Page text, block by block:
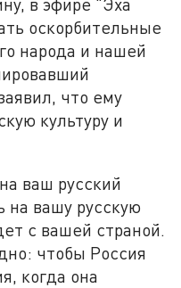
оскорбительные
народа и нашей
что ему
культуру и
ваш русский
на вашу русскую
с вашей страной.
чтобы Россия
когда она